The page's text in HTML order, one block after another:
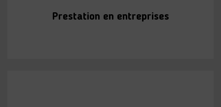
Prestation en entreprises